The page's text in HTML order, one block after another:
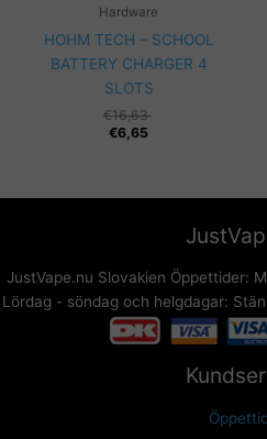
Hardware
HOHM TECH – SCHOOL
BATTERY CHARGER 4
SLOTS
€16,63
€6,65
JustVape.nu Slovakien Öppettider:
Lördag - söndag och helgdagar: